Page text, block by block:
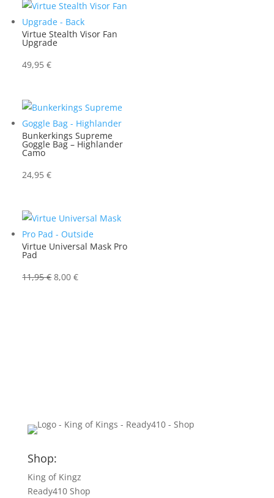
Virtue Stealth Visor Fan
Upgrade
49,95€
Bunkerkings Supreme
Goggle Bag – Highlander
Camo
24,95€
Virtue Universal Mask Pro
Pad
11,95€Ursprünglicher
8,00€Aktueller
Shop:
King of Kingz
Ready410 Shop